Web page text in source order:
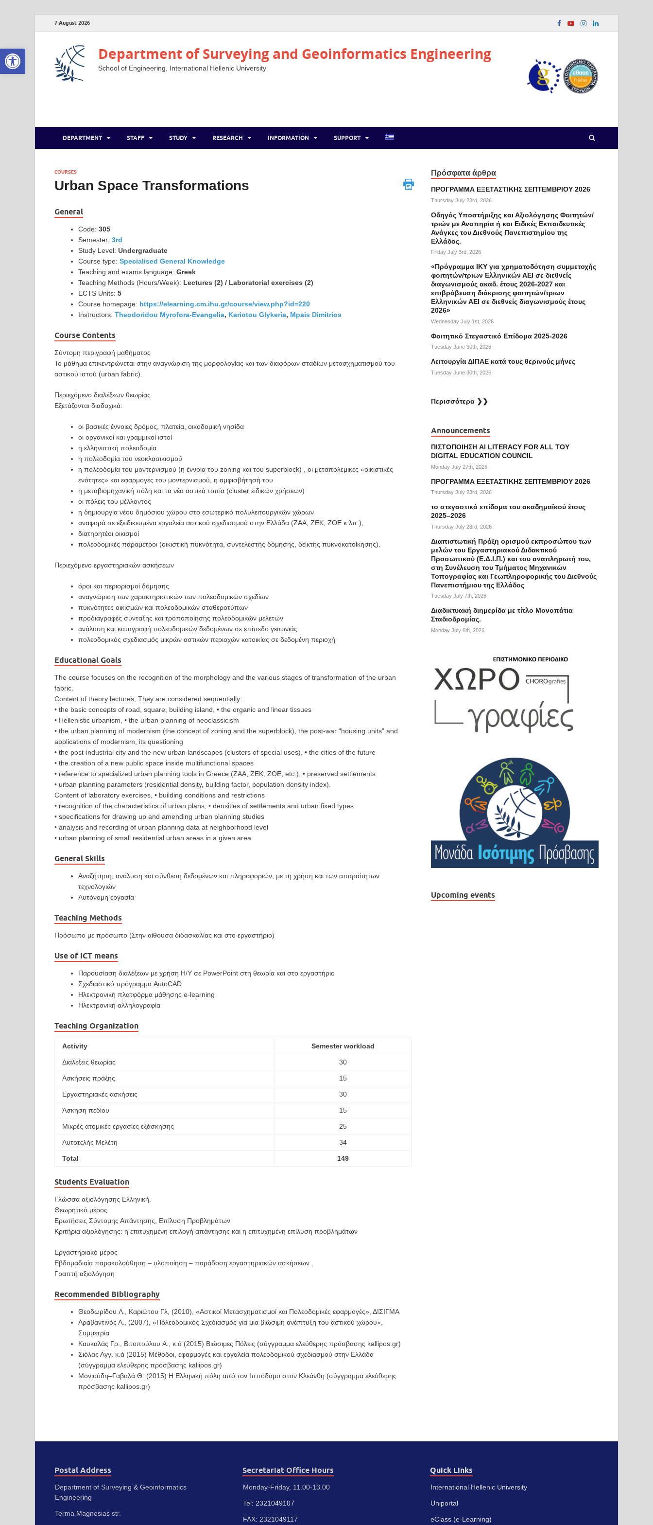
Open toolbar
7 August 2026
Department of Surveying and Geoinformatics Engineering
School of Engineering, International Hellenic University
DEPARTMENT STAFF STUDY RESEARCH INFORMATION SUPPORT
COURSES
Urban Space Transformations
General
Code: 305
Semester: 3rd
Study Level: Undergraduate
Course type: Specialised General Knowledge
Teaching and exams language: Greek
Teaching Methods (Hours/Week): Lectures (2) / Laboratorial exercises (2)
ECTS Units: 5
Course homepage: https://elearning.cm.ihu.gr/course/view.php?id=220
Instructors: Theodoridou Myrofora-Evangelia, Kariotou Glykeria, Mpais Dimitrios
Course Contents
Σύντομη περιγραφή μαθήματος
Το μάθημα επικεντρώνεται στην αναγνώριση της μορφολογίας και των διαφόρων σταδίων μετασχηματισμού του
αστικού ιστού (urban fabric).
Περιεχόμενο διαλέξεων θεωρίας
Εξετάζονται διαδοχικά:
οι βασικές έννοιες δρόμος, πλατεία, οικοδομική νησίδα
οι οργανικοί και γραμμικοί ιστοί
η ελληνιστική πολεοδομία
η πολεοδομία του νεοκλασικισμού
η πολεοδομία του μοντερνισμού (η έννοια του zoning και του superblock) , οι μεταπολεμικές «οικιστικές
ενότητες» και εφαρμογές του μοντερνισμού, η αμφισβήτησή του
η μεταβιομηχανική πόλη και τα νέα αστικά τοπία (cluster ειδικών χρήσεων)
οι πόλεις του μέλλοντος
η δημιουργία νέου δημόσιου χώρου στο εσωτερικό πολυλειτουργικών χώρων
αναφορά σε εξειδικευμένα εργαλεία αστικού σχεδιασμού στην Ελλάδα (ΖΑΑ, ΖΕΚ, ZOE κ.λπ.),
διατηρητέοι οικισμοί
πολεοδομικές παραμέτροι (οικιστική πυκνότητα, συντελεστής δόμησης, δείκτης πυκνοκατοίκησης).
Περιεχόμενο εργαστηριακών ασκήσεων
όροι και περιορισμοί δόμησης
αναγνώριση των χαρακτηριστικών των πολεοδομικών σχεδίων
πυκνότητες οικισμών και πολεοδομικών σταθεροτύπων
προδιαγραφές σύνταξης και τροποποίησης πολεοδομικών μελετών
ανάλυση και καταγραφή πολεοδομικών δεδομένων σε επίπεδο γειτονιάς
πολεοδομικός σχεδιασμός μικρών αστικών περιοχών κατοικίας σε δεδομένη περιοχή
Educational Goals
The course focuses on the recognition of the morphology and the various stages of transformation of the urban
fabric.
Content of theory lectures, They are considered sequentially:
• the basic concepts of road, square, building island, • the organic and linear tissues
• Hellenistic urbanism, • the urban planning of neoclassicism
• the urban planning of modernism (the concept of zoning and the superblock), the post-war “housing units” and
applications of modernism, its questioning
• the post-industrial city and the new urban landscapes (clusters of special uses), • the cities of the future
• the creation of a new public space inside multifunctional spaces
• reference to specialized urban planning tools in Greece (ZAA, ZEK, ZOE, etc.), • preserved settlements
• urban planning parameters (residential density, building factor, population density index).
Content of laboratory exercises, • building conditions and restrictions
• recognition of the characteristics of urban plans, • densities of settlements and urban fixed types
• specifications for drawing up and amending urban planning studies
• analysis and recording of urban planning data at neighborhood level
• urban planning of small residential urban areas in a given area
General Skills
Αναζήτηση, ανάλυση και σύνθεση δεδομένων και πληροφοριών, με τη χρήση και των απαραίτητων
τεχνολογιών
Αυτόνομη εργασία
Teaching Methods
Πρόσωπο με πρόσωπο (Στην αίθουσα διδασκαλίας και στο εργαστήριο)
Use of ICT means
Παρουσίαση διαλέξεων με χρήση Η/Υ σε PowerPoint στη θεωρία και στο εργαστήριο
Σχεδιαστικό πρόγραμμα AutoCAD
Ηλεκτρονική πλατφόρμα μάθησης e-learning
Ηλεκτρονική αλληλογραφία
Teaching Organization
Activity Semester workload
Διαλέξεις θεωρίας 30
Ασκήσεις πράξης 15
Εργαστηριακές ασκήσεις 30
Άσκηση πεδίου 15
Μικρές ατομικές εργασίες εξάσκησης 25
Αυτοτελής Μελέτη 34
Total 149
Students Evaluation
Γλώσσα αξιολόγησης Ελληνική.
Θεωρητικό μέρος
Ερωτήσεις Σύντομης Απάντησης, Επίλυση Προβλημάτων
Κριτήρια αξιολόγησης: η επιτυχημένη επιλογή απάντησης και η επιτυχημένη επίλυση προβλημάτων
Εργαστηριακό μέρος
Εβδομαδιαία παρακολούθηση – υλοποίηση – παράδοση εργαστηριακών ασκήσεων .
Γραπτή αξιολόγηση
Recommended Bibliography
Θεοδωρίδου Λ., Καριώτου Γλ, (2010), «Αστικοί Μετασχηματισμοί και Πολεοδομικές εφαρμογές», ΔΙΣΙΓΜΑ
Αραβαντινός Α., (2007), «Πολεοδομικός Σχεδιασμός για μια βιώσιμη ανάπτυξη του αστικού χώρου»,
Συμμετρία
Καυκαλάς Γρ., Βιτοπούλου Α., κ.ά (2015) Βιώσιμες Πόλεις (σύγγραμμα ελεύθερης πρόσβασης kallipos.gr)
Σιόλας Αγγ. κ.ά (2015) Μέθοδοι, εφαρμογές και εργαλεία πολεοδομικού σχεδιασμού στην Ελλάδα
(σύγγραμμα ελεύθερης πρόσβασης kallipos.gr)
Μονιούδη–Γαβαλά Θ. (2015) Η Ελληνική πόλη από τον Ιππόδαμο στον Κλεάνθη (σύγγραμμα ελεύθερης
πρόσβασης kallipos.gr)
Πρόσφατα άρθρα
ΠΡΟΓΡΑΜΜΑ ΕΞΕΤΑΣΤΙΚΗΣ ΣΕΠΤΕΜΒΡΙΟΥ 2026
Thursday July 23rd, 2026
Οδηγός Υποστήριξης και Αξιολόγησης Φοιτητών/
τριών με Αναπηρία ή και Ειδικές Εκπαιδευτικές
Ανάγκες του Διεθνούς Πανεπιστημίου της
Ελλάδος.
Friday July 3rd, 2026
«Πρόγραμμα ΙΚΥ για χρηματοδότηση συμμετοχής
φοιτητών/τριων Ελληνικών ΑΕΙ σε διεθνείς
διαγωνισμούς ακαδ. έτους 2026-2027 και
επιβράβευση διάκρισης φοιτητών/τριων
Ελληνικών ΑΕΙ σε διεθνείς διαγωνισμούς έτους
2026»
Wednesday July 1st, 2026
Φοιτητικό Στεγαστικό Επίδομα 2025-2026
Tuesday June 30th, 2026
Λειτουργία ΔΙΠΑΕ κατά τους θερινούς μήνες
Tuesday June 30th, 2026
Περισσότερα ❯❯
Announcements
ΠΙΣΤΟΠΟΙΗΣΗ AI LITERACY FOR ALL ΤΟΥ
DIGITAL EDUCATION COUNCIL
Monday July 27th, 2026
ΠΡΟΓΡΑΜΜΑ ΕΞΕΤΑΣΤΙΚΗΣ ΣΕΠΤΕΜΒΡΙΟΥ 2026
Thursday July 23rd, 2026
το στεγαστικό επίδομα του ακαδημαϊκού έτους
2025–2026
Thursday July 23rd, 2026
Διαπιστωτική Πράξη ορισμού εκπροσώπου των
μελών του Εργαστηριακού Διδακτικού
Προσωπικού (Ε.Δ.Ι.Π.) και του αναπληρωτή του,
στη Συνέλευση του Τμήματος Μηχανικών
Τοπογραφίας και Γεωπληροφορικής του Διεθνούς
Πανεπιστήμιου της Ελλάδος
Tuesday July 7th, 2026
Διαδικτυακή διημερίδα με τίτλο Μονοπάτια
Σταδιοδρομίας.
Monday July 6th, 2026
Upcoming events
Postal Address
Department of Surveying & Geoinformatics
Engineering
Terma Magnesias str.
Secretariat Office Hours
Monday-Friday, 11.00-13.00
Tel: 2321049107
FAX: 2321049117
Quick Links
International Hellenic University
Uniportal
eClass (e-Learning)